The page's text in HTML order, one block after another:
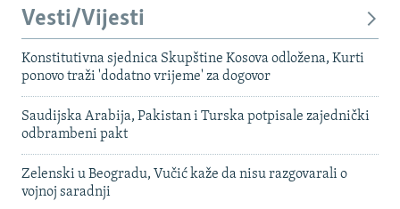
Vesti/Vijesti
Konstitutivna sjednica Skupštine Kosova odložena, Kurti
ponovo traži 'dodatno vrijeme' za dogovor
Saudijska Arabija, Pakistan i Turska potpisale zajednički
odbrambeni pakt
Zelenski u Beogradu, Vučić kaže da nisu razgovarali o
vojnoj saradnji